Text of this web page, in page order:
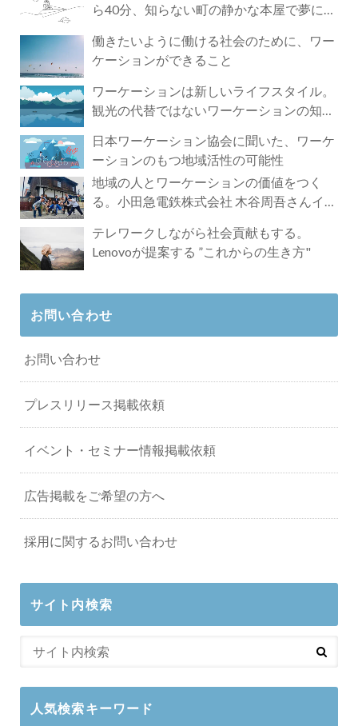
ら40分、知らない町の静かな本屋で夢に近
働きたいように働ける社会のために、ワー
ケーションができること
ワーケーションは新しいライフスタイル。
観光の代替ではないワーケーションの知ら
日本ワーケーション協会に聞いた、ワーケ
ーションのもつ地域活性の可能性
地域の人とワーケーションの価値をつく
る。小田急電鉄株式会社 木谷周吾さんイン
テレワークしながら社会貢献もする。
Lenovoが提案する ”これからの生き方"
お問い合わせ
お問い合わせ
プレスリリース掲載依頼
イベント・セミナー情報掲載依頼
広告掲載をご希望の方へ
採用に関するお問い合わせ
サイト内検索
人気検索キーワード